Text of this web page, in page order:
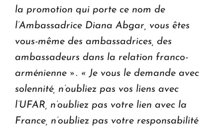
la promotion qui porte ce nom de
l’Ambassadrice Diana Abgar, vous êtes
vous-même des ambassadrices, des
ambassadeurs dans la relation franco-
arménienne ». « Je vous le demande avec
solennité, n’oubliez pas vos liens avec
l’UFAR, n’oubliez pas votre lien avec la
France, n’oubliez pas votre responsabilité